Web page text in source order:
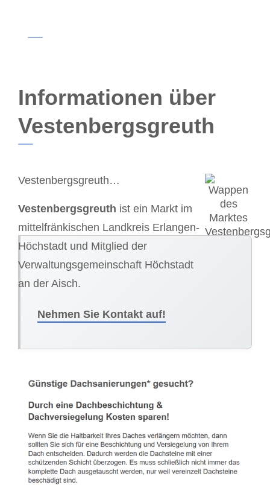
Informationen über
Vestenbergsgreuth
Vestenbergsgreuth…
Vestenbergsgreuth ist ein Markt im
mittelfränkischen Landkreis Erlangen-
Höchstadt und Mitglied der
Verwaltungsgemeinschaft Höchstadt
an der Aisch.
Nehmen Sie Kontakt auf!